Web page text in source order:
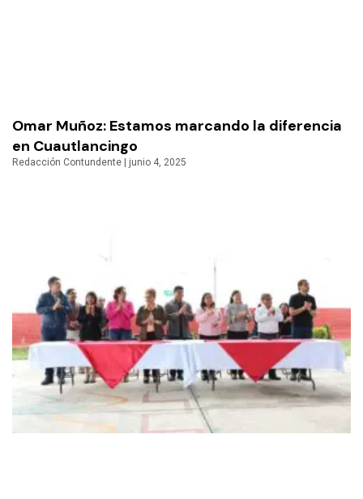
Omar Muñoz: Estamos marcando la diferencia
en Cuautlancingo
Redacción Contundente junio 4, 2025